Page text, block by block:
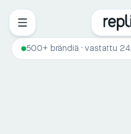
500+ brändiä · vastattu